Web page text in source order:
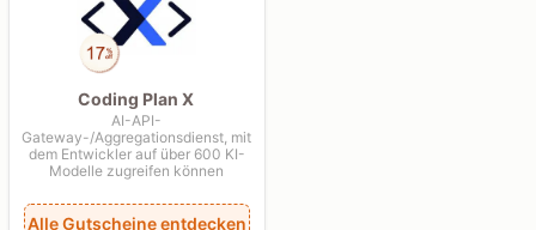
Coding Plan X
AI-API-
Gateway-/Aggregationsdienst, mit
dem Entwickler auf über 600 KI-
Modelle zugreifen können
Alle Gutscheine entdecken